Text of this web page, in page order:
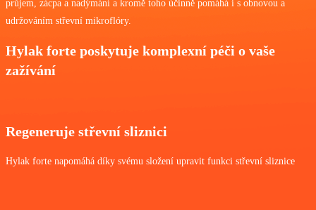
průjem, zácpa a nadýmání a kromě toho účinně pomáhá i s obnovou a
udržováním střevní mikroflóry.
Hylak forte poskytuje komplexní péči o vaše
zažívání
Regeneruje střevní sliznici
Hylak forte napomáhá díky svému složení upravit funkci střevní sliznice